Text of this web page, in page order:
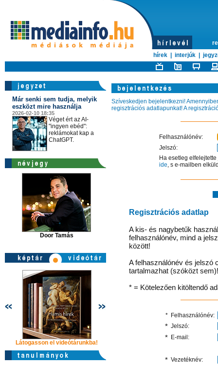
hírek
interjúk
Már senki sem tudja, melyik
eszközt mire használja
2026-02-10 18:35
Véget ért az AI-
"ingyen ebéd":
reklámokat kap a
ChatGPT.
Door Tamás
Látogasson el videótárunkba! Látogasson
Szíveskedjen bejelentkezni!
regisztrációs adatlapunkat! A
Felhasználónév:
Jelszó:
Ha esetleg
ide, s e-mailben
Regisztrációs adatlap
A kis- és nagybetűk
felhasználónév, mind a
között!
A felhasználónév és jelszó
tartalmazhat (szóközt sem)!
* = Kötelezően kitöltendő
* Felhasználónév:
* Jelszó:
* E-mail:
* Vezetéknév: